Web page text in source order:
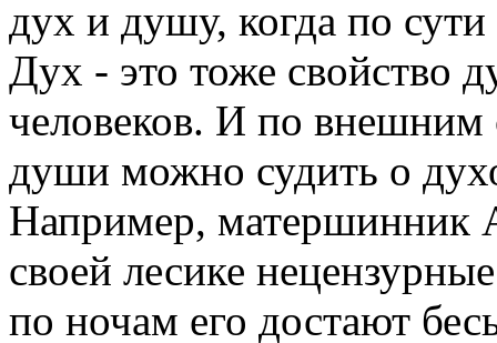
дух и душу, когда по
Дух - это тоже свойство
человеков. И по внешним
души можно судить о
Например, матершинник
своей лесике
по ночам его достают